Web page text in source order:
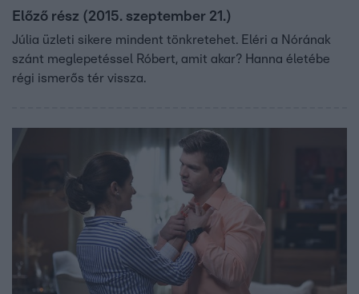
Előző rész (2015. szeptember 21.)
Júlia üzleti sikere mindent tönkretehet. Eléri a Nórának
szánt meglepetéssel Róbert, amit akar? Hanna életébe
régi ismerős tér vissza.